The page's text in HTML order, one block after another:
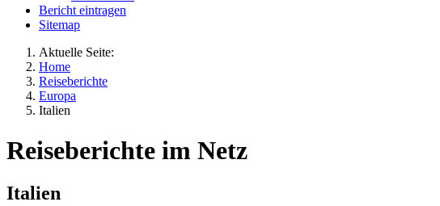
Bericht eintragen
Sitemap
Aktuelle Seite:
Home
Reiseberichte
Europa
Italien
Reiseberichte im Netz
Italien